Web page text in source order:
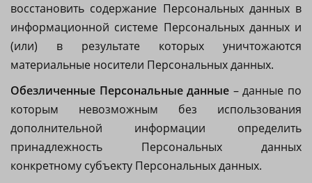
восстановить содержание Персональных данных в
информационной системе Персональных данных и
(или) в результате которых уничтожаются
материальные носители Персональных данных.
Обезличенные Персональные данные – данные по
которым невозможным без использования
дополнительной информации определить
принадлежность Персональных данных
конкретному субъекту Персональных данных.